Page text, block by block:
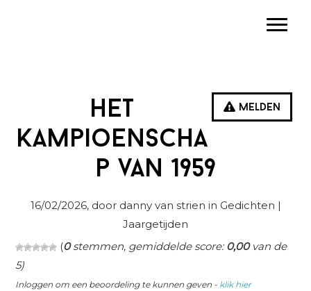
Melden
Het
Kampioenscha
p van 1959
16/02/2026, door danny van strien in Gedichten |
Jaargetijden
(0stemmen, gemiddelde score:0,00van de
5)
Inloggen om een beoordeling te kunnen geven - klik hier